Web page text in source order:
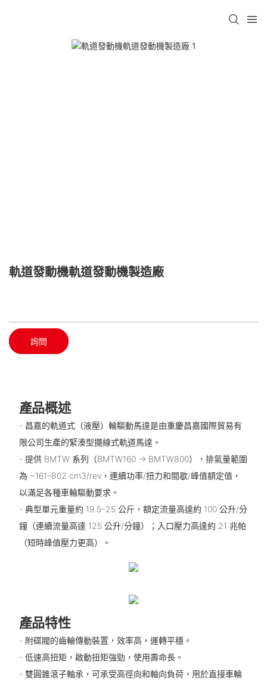
軌道發動機軌道發動機製造廠
詢問
產品概述
- 昌嘉的軌道式（液壓）輪驅動馬達是由重慶昌嘉國際貿易有
限公司生產的緊湊型擺線式軌道馬達。
- 提供 BMTW 系列（BMTW160 → BMTW800），排氣量範圍
為 ~161–802 cm3/rev，連續功率/扭力和間歇/峰值額定值，
以滿足各種車輪驅動要求。
- 典型單元重量約 19.5–25 公斤，額定流量高達約 100 公升/分
鐘（連續流量高達 125 公升/分鐘）；入口壓力高達約 21 兆帕
（短時峰值壓力更高）。
產品特性
- 附碟閥的齒輪傳動裝置，效率高，運轉平穩。
- 低速高扭矩，啟動扭矩強勁，使用壽命長。
- 雙圓錐滾子軸承，可承受高徑向和軸​​向負荷，用於直接車輪